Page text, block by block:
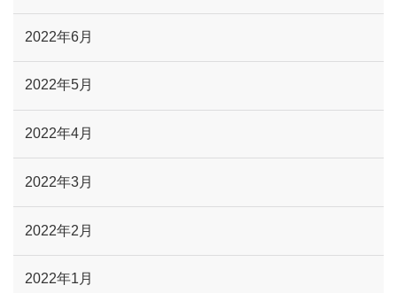
2022年6月
2022年5月
2022年4月
2022年3月
2022年2月
2022年1月